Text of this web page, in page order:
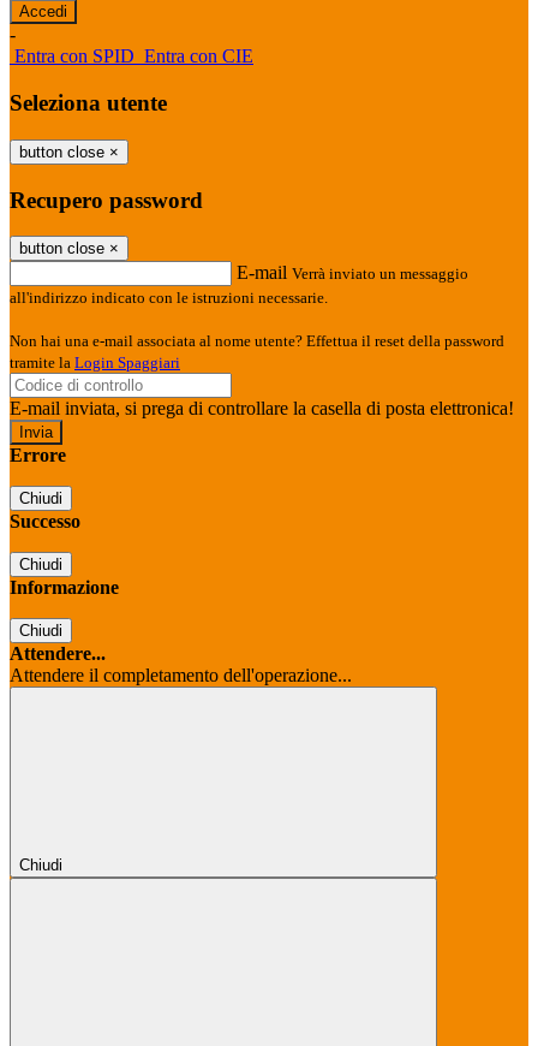
-
Entra con SPID Entra con CIE
Seleziona utente
button close ×
Recupero password
button close ×
E-mail Verrà inviato un messaggio
all'indirizzo indicato con le istruzioni necessarie.
Non hai una e-mail associata al nome utente? Effettua il reset della password
tramite la Login Spaggiari
E-mail inviata, si prega di controllare la casella di posta elettronica!
Errore
Chiudi
Successo
Chiudi
Informazione
Chiudi
Attendere...
Attendere il completamento dell'operazione...
Chiudi